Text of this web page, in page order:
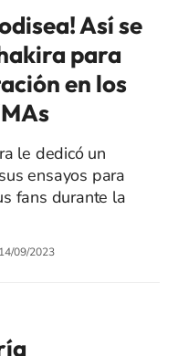
Así se
para
en los
le dedicó un
ensayos para
fans durante la
14/09/2023